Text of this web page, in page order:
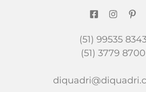
(51) 99535
(51) 3779 8700